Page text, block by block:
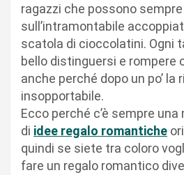
ragazzi che possono
sull’intramontabile
scatola di cioccolatini. Ogni
bello distinguersi e rompere
anche perché dopo un po’ la
insopportabile.
Ecco perché c’è sempre
di idee regalo romantiche
quindi se siete tra coloro
fare un regalo romantico